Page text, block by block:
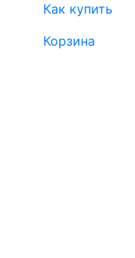
Как купить
Корзина